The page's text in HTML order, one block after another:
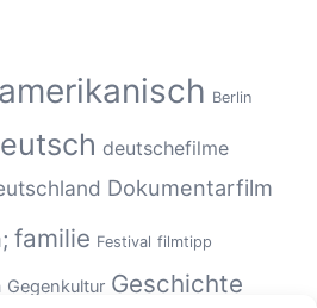
amerikanisch Berlin
deutschefilme
Dokumentarfilm
familie Festival filmtipp
Gegenkultur Geschichte